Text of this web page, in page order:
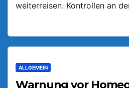
weiterreisen. Kontrollen an
ALLGEMEIN
Warnung vor